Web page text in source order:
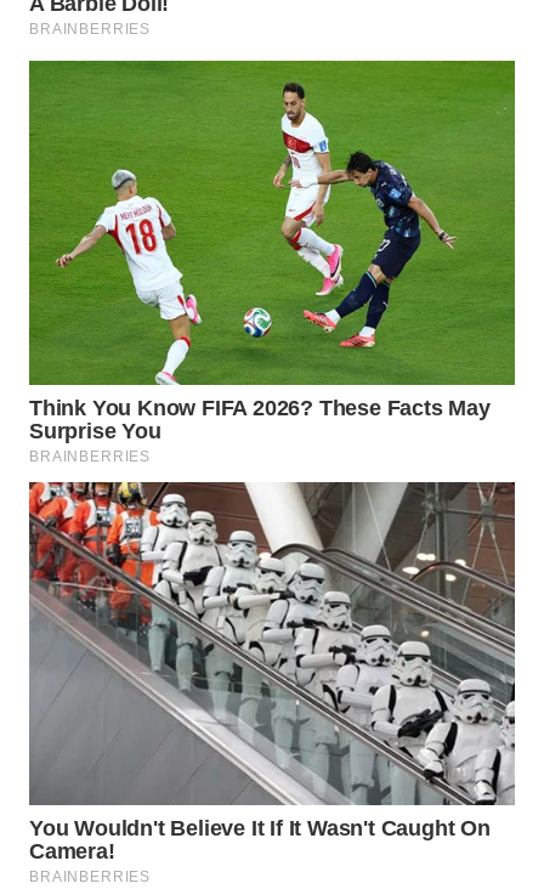
KUNINGAN
MAJALENGKA
WN
SUBANG
WN
SUKABUMI
WN
PURWAKARTA
WN
PRIANGAN
TIMUR
WN
SEMARANG
WN
BOROBUDUR
WN